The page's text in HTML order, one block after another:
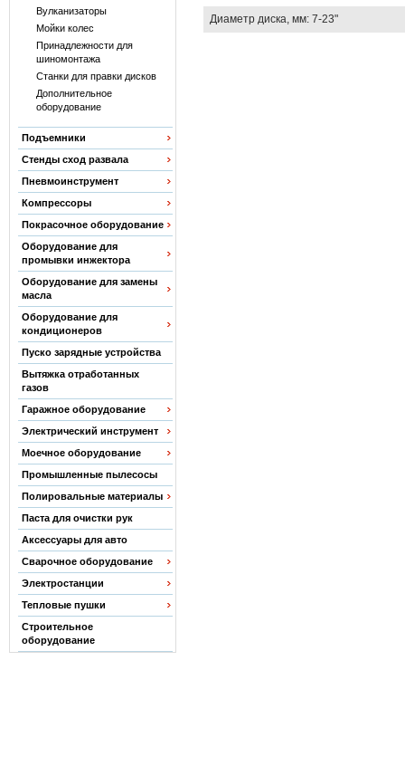
Вулканизаторы
Мойки колес
Принадлежности для
шиномонтажа
Станки для правки дисков
Дополнительное
оборудование
Подъемники
Стенды сход развала
Пневмоинструмент
Компрессоры
Покрасочное оборудование
Оборудование для
промывки инжектора
Оборудование для замены
масла
Оборудование для
кондиционеров
Пуско зарядные устройства
Вытяжка отработанных
газов
Гаражное оборудование
Электрический инструмент
Моечное оборудование
Промышленные пылесосы
Полировальные материалы
Паста для очистки рук
Аксессуары для авто
Сварочное оборудование
Электростанции
Тепловые пушки
Строительное
оборудование
Диаметр диска, мм: 7-23"